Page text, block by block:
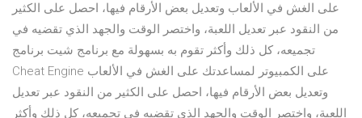
على الغش في الألعاب وتعديل بعض الأرقام فيها، احصل على الكثير
من النقود عبر تعديل اللعبة، واختصر الوقت والجهد الذي تقضيه في
تجميعه، كل ذلك وأكثر تقوم به بسهولة مع برنامج شيت برنامج
Cheat Engine على الكمبيوتر لمساعدتك على الغش في الألعاب
وتعديل بعض الأرقام فيها، احصل على الكثير من النقود عبر تعديل
اللعبة، واختصر الوقت والجهد الذي تقضيه في تجميعه، كل ذلك وأكثر